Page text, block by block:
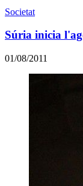
Societat
Súria inicia
01/08/2011